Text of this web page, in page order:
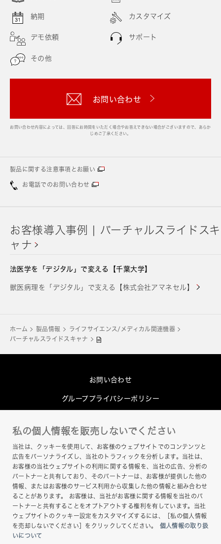
納期 カスタマイズ
デモ依頼 サポート
その他
お問い合わせ
お問い合わせ内容によっては、回答にお時間をいただく場合やお答えできない場合がございますので、あらか
じめご了承ください。
製品に関する注意事項とお願い
お電話でのお問い合わせ
お客様導入事例 | バーチャルスライドスキ
ャナ
法医学を「デジタル」で変える【千葉大学】
獣医病理を「デジタル」で支える【株式会社アマネセル】
ホーム 製品情報
ライフサイエンス/メディカル関連機器
バーチャルスライドスキャナ
お問い合わせ
グループプライバシーポリシー
このサイトについて
ヘルプ
サイトマップ
私の個人情報を販売しないでください
当社は、クッキーを使用して、お客様のウェブサイトでのコンテンツと
広告をパーソナライズし、当社のトラフィックを分析します。当社は、
お客様の当社ウェブサイトの利用に関する情報を、当社の広告、分析の
パートナーと共有しており、そのパートナーは、お客様が提供した他の
情報、またはお客様のサービス利用から収集した他の情報と組み合わせ
ることがあります。 お客様は、当社がお客様に関する情報を当社のパ
ートナーと共有することをオプトアウトする権利を有しています。当社
ウェブサイトのクッキー設定をカスタマイズするには、［私の個人情報
を売却しないでください］をクリックしてください。
個人情報の取り扱
いについて